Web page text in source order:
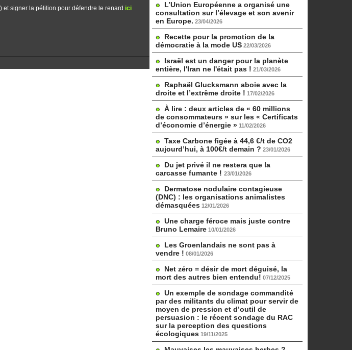
et signer la pétition pour défendre le renard ici
L’Union Européenne a organisé une
consultation sur l’élevage et son avenir
en Europe. 23/04/2026
Recette pour la promotion de la
démocratie à la mode US 22/03/2026
Israël est un danger pour la planète
entière, l'Iran ne l'était pas ! 21/03/2026
Raphaël Glucksmann aboie avec la
droite et l’extrême droite ! 17/02/2026
À lire : deux articles de « 60 millions
de consommateurs » sur les « Certificats
d’économie d’énergie » 11/02/2026
Taxe Carbone figée à 44,6 €/t de CO2
aujourd’hui, à 100€/t demain ? 23/01/2026
Du jet privé il ne restera que la
carcasse fumante ! 23/01/2026
Dermatose nodulaire contagieuse
(DNC) : les organisations animalistes
démasquées 12/01/2026
Une charge féroce mais juste contre
Bruno Lemaire 10/01/2026
Les Groenlandais ne sont pas à
vendre ! 08/01/2026
Net zéro = désir de mort déguisé, la
mort des autres bien entendu! 07/12/2025
Un exemple de sondage commandité
par des militants du climat pour servir de
moyen de pression et d’outil de
persuasion : le récent sondage du RAC
sur la perception des questions
écologiques 19/11/2025